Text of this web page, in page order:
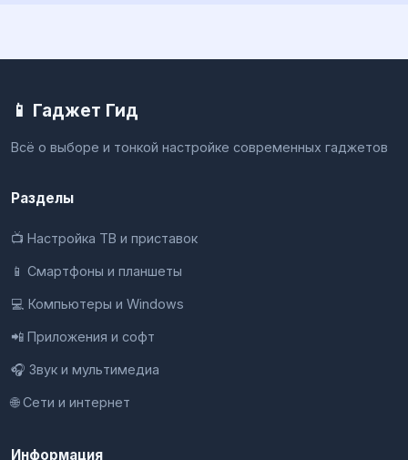
📱 Гаджет Гид
Всё о выборе и тонкой настройке современных гаджетов
Разделы
📺 Настройка ТВ и приставок
📱 Смартфоны и планшеты
💻 Компьютеры и Windows
📲 Приложения и софт
🎧 Звук и мультимедиа
🌐 Сети и интернет
Информация